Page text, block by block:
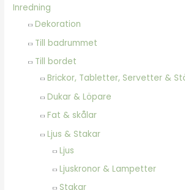
Inredning
Dekoration
Till badrummet
Till bordet
Brickor, Tabletter, Servetter &
Dukar & Löpare
Fat & skålar
Ljus & Stakar
Ljus
Ljuskronor & Lampetter
Stakar